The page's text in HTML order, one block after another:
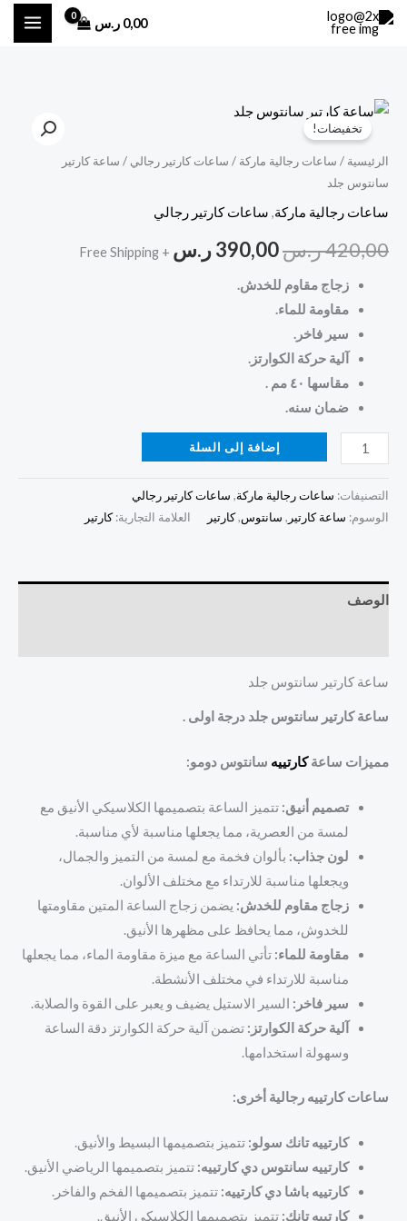
تخطي
0,00 ر.س
تخفيضات!
الرئيسية / ساعات رجالية ماركة / ساعات كارتير رجالي / ساعة كارتير
سانتوس جلد
ساعات رجالية ماركة, ساعات كارتير رجالي
420,00ر.س
السعر
الأصلي
420,00 ر.س.
390,00ر.س
الحالي
390,00 ر.س.
+ Free Shipping
زجاج مقاوم للخدش.
مقاومة للماء.
سير فاخر.
آلية حركة الكوارتز.
مقاسها ٤٠ مم .
ضمان سنه.
كمية
ساعة
كارتير
سانتوس
جلد
إضافة إلى السلة
التصنيفات: ساعات رجالية ماركة, ساعات كارتير رجالي
الوسوم: ساعة كارتير , سانتوس,كارتير العلامة التجارية:كارتير
الوصف
ساعة كارتير سانتوس جلد
ساعة كارتير سانتوس جلد درجة اولى .
مميزات ساعةكارتييه سانتوس دومو:
تصميم أنيق: تتميز الساعة بتصميمها الكلاسيكي الأنيق مع
لمسة من العصرية، مما يجعلها مناسبة لأي مناسبة.
لون جذاب: بألوان فخمة مع لمسة من التميز والجمال،
ويجعلها مناسبة للارتداء مع مختلف الألوان.
زجاج مقاوم للخدش: يضمن زجاج الساعة المتين مقاومتها
للخدوش، مما يحافظ على مظهرها الأنيق.
مقاومة للماء: تأتي الساعة مع ميزة مقاومة الماء، مما يجعلها
مناسبة للارتداء في مختلف الأنشطة.
سير فاخر: السير الاستيل يضيف و يعبر على القوة والصلابة.
آلية حركة الكوارتز: تضمن آلية حركة الكوارتز دقة الساعة
وسهولة استخدامها.
ساعات كارتييه رجالية أخرى:
كارتييه تانك سولو: تتميز بتصميمها البسيط والأنيق.
كارتييه سانتوس دي كارتييه: تتميز بتصميمها الرياضي الأنيق.
كارتييه باشا دي كارتييه: تتميز بتصميمها الفخم والفاخر.
كارتييه تانك: تتميز بتصميمها الكلاسيكي الأنيق.